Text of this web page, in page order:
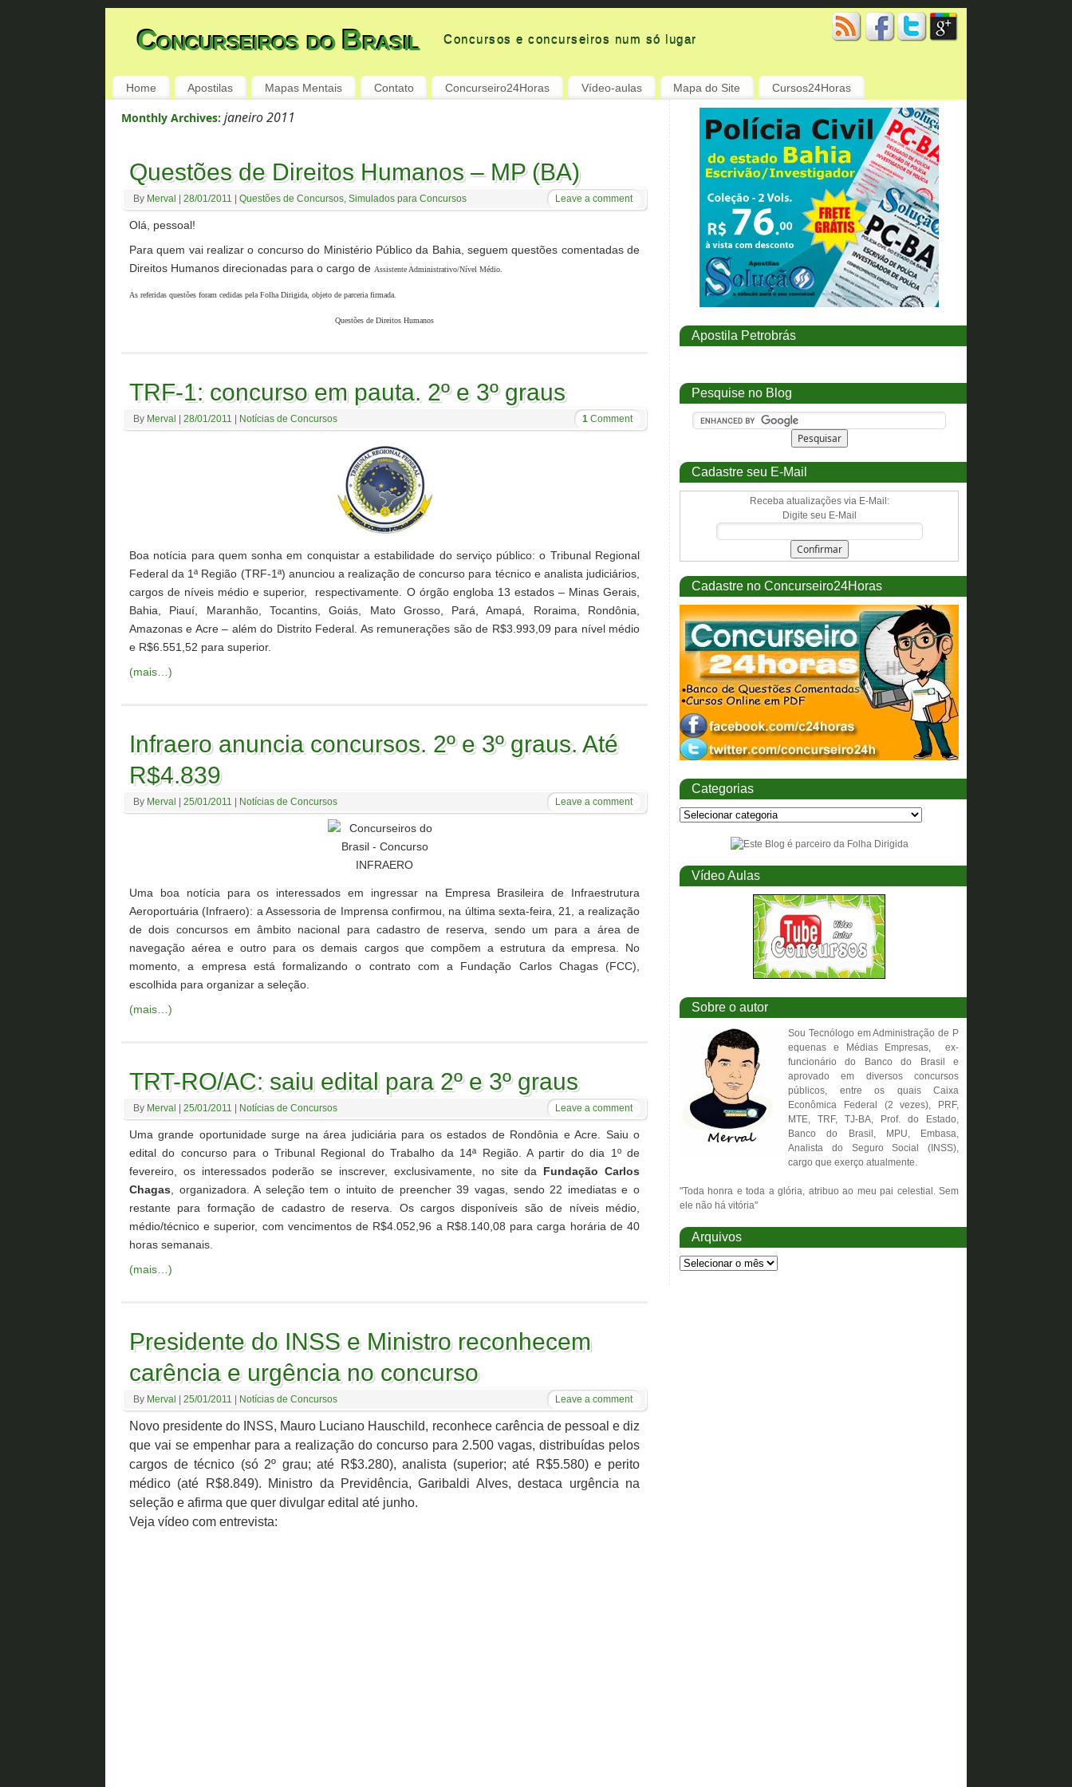
Concurseiros do Brasil Concursos e concurseiros num só lugar
Home Apostilas Mapas Mentais Contato Concurseiro24Horas Vídeo-aulas Mapa do Site Cursos24Horas
Monthly Archives: janeiro 2011
Questões de Direitos Humanos – MP (BA)
By Merval | 28/01/2011 | Questões de Concursos Simulados para Concursos Leave a comment
Olá, pessoal!
Para quem vai realizar o concurso do Ministério Público da Bahia, seguem questões comentadas de
Direitos Humanos direcionadas para o cargo de Assistente Administrativo/Nível Médio.
As referidas questões foram cedidas pela Folha Dirigida, objeto de parceria firmada.
Questões de Direitos Humanos
TRF-1: concurso em pauta. 2º e 3º graus
By Merval | 28/01/2011 | Notícias de Concursos 1 Comment
Boa notícia para quem sonha em conquistar a estabilidade do serviço público: o Tribunal Regional
Federal da 1ª Região (TRF-1ª) anunciou a realização de concurso para técnico e analista judiciários,
cargos de níveis médio e superior, respectivamente. O órgão engloba 13 estados – Minas Gerais,
Bahia, Piauí, Maranhão, Tocantins, Goiás, Mato Grosso, Pará, Amapá, Roraima, Rondônia,
Amazonas e Acre – além do Distrito Federal. As remunerações são de R$3.993,09 para nível médio
e R$6.551,52 para superior.
(mais…)
Infraero anuncia concursos. 2º e 3º graus. Até
R$4.839
By Merval 25/01/2011 Notícias de Concursos Leave a comment
Uma boa notícia para os interessados em ingressar na Empresa Brasileira de Infraestrutura
Aeroportuária (Infraero): a Assessoria de Imprensa confirmou, na última sexta-feira, 21, a realização
de dois concursos em âmbito nacional para cadastro de reserva, sendo um para a área de
navegação aérea e outro para os demais cargos que compõem a estrutura da empresa. No
momento, a empresa está formalizando o contrato com a Fundação Carlos Chagas (FCC),
escolhida para organizar a seleção.
(mais…)
TRT-RO/AC: saiu edital para 2º e 3º graus
By Merval 25/01/2011 Notícias de Concursos Leave a comment
Uma grande oportunidade surge na área judiciária para os estados de Rondônia e Acre. Saiu o
edital do concurso para o Tribunal Regional do Trabalho da 14ª Região. A partir do dia 1º de
fevereiro, os interessados poderão se inscrever, exclusivamente, no site da Fundação Carlos
Chagas, organizadora. A seleção tem o intuito de preencher 39 vagas, sendo 22 imediatas e o
restante para formação de cadastro de reserva. Os cargos disponíveis são de níveis médio,
médio/técnico e superior, com vencimentos de R$4.052,96 a R$8.140,08 para carga horária de 40
horas semanais.
(mais…)
Presidente do INSS e Ministro reconhecem
carência e urgência no concurso
By Merval 25/01/2011 Notícias de Concursos Leave a comment
Novo presidente do INSS, Mauro Luciano Hauschild, reconhece carência de pessoal e diz
que vai se empenhar para a realização do concurso para 2.500 vagas, distribuídas pelos
cargos de técnico (só 2º grau; até R$3.280), analista (superior; até R$5.580) e perito
médico (até R$8.849). Ministro da Previdência, Garibaldi Alves, destaca urgência na
seleção e afirma que quer divulgar edital até junho.
Veja vídeo com entrevista:
Apostila Petrobrás
Pesquise no Blog
Cadastre seu E-Mail
Receba atualizações via E-Mail:
Digite seu E-Mail
Cadastre no Concurseiro24Horas
Categorias
Vídeo Aulas
Sobre o autor
Sou Tecnólogo em Administração de P
equenas e Médias Empresas, ex-
funcionário do Banco do Brasil e
aprovado em diversos concursos
públicos, entre os quais Caixa
Econômica Federal (2 vezes), PRF,
MTE, TRF, TJ-BA, Prof. do Estado,
Banco do Brasil, MPU, Embasa,
Analista do Seguro Social (INSS),
cargo que exerço atualmente.
"Toda honra e toda a glória, atribuo ao meu pai celestial. Sem
ele não há vitória"
Arquivos